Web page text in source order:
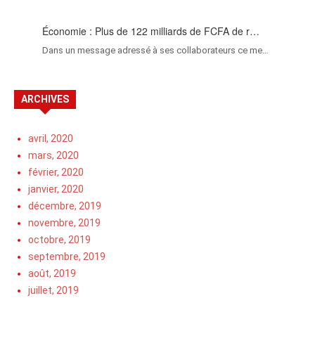
Économie : Plus de 122 milliards de FCFA de r…
Dans un message adressé à ses collaborateurs ce me…
ARCHIVES
avril, 2020
mars, 2020
février, 2020
janvier, 2020
décembre, 2019
novembre, 2019
octobre, 2019
septembre, 2019
août, 2019
juillet, 2019